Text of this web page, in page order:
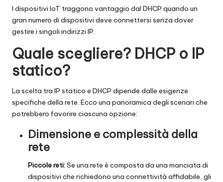
I dispositivi IoT traggono vantaggio dal DHCP quando un
gran numero di dispositivi deve connettersi senza dover
gestire i singoli indirizzi IP.
Quale scegliere? DHCP o IP
statico?
La scelta tra IP statico e DHCP dipende dalle esigenze
specifiche della rete. Ecco una panoramica degli scenari che
potrebbero favorire ciascuna opzione:
Dimensione e complessità della
rete
Piccole reti:Se una rete è composta da una manciata di
dispositivi che richiedono una connettività affidabile, gli